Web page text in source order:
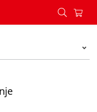
orchid&cashmere